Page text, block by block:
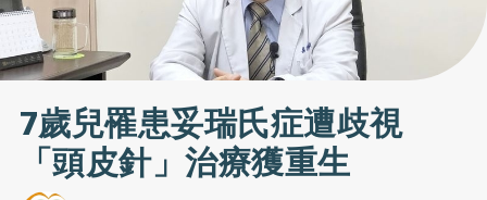
7歲兒罹患妥瑞氏症遭歧視
「頭皮針」治療獲重生